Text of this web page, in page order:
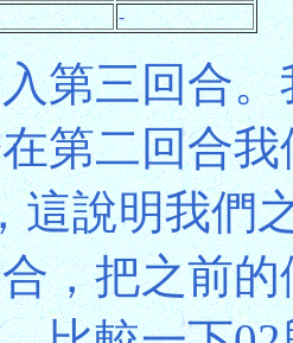
-
第三回合
第二回合
這說明我們
，把之前